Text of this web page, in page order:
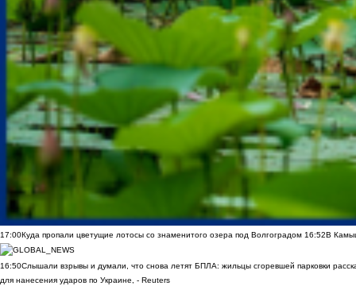
17:00Куда пропали цветущие лотосы со знаменитого озера под Волгоградом 16:52В
16:50Слышали взрывы и думали, что снова летят БПЛА: жильцы сгоревшей парковки
для нанесения ударов по Украине, - Reuters